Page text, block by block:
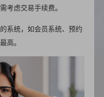
考虑交易手续费。
系统，如会员系统、预约
高。